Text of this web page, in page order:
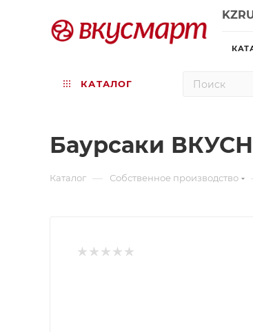
KZ
КАТАЛОГ
Баурсаки
Каталог — Собственное производство